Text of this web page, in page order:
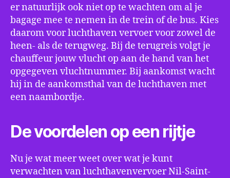
er natuurlijk ook niet op te wachten om al je
bagage mee te nemen in de trein of de bus. Kies
daarom voor luchthaven vervoer voor zowel de
heen- als de terugweg. Bij de terugreis volgt je
chauffeur jouw vlucht op aan de hand van het
opgegeven vluchtnummer. Bij aankomst wacht
hij in de aankomsthal van de luchthaven met
een naambordje.
De voordelen op een rijtje
Nu je wat meer weet over wat je kunt
verwachten van luchthavenvervoer Nil-Saint-